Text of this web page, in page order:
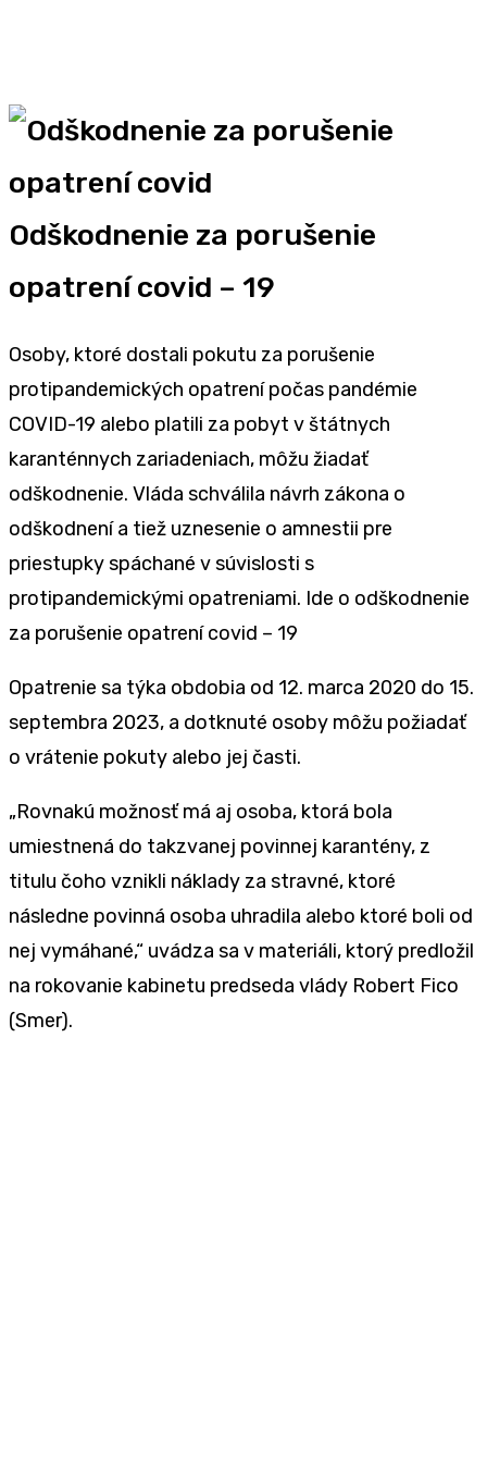
Odškodnenie za porušenie
opatrení covid – 19
Osoby, ktoré dostali pokutu za porušenie
protipandemických opatrení počas pandémie
COVID-19 alebo platili za pobyt v štátnych
karanténnych zariadeniach, môžu žiadať
odškodnenie. Vláda schválila návrh zákona o
odškodnení a tiež uznesenie o amnestii pre
priestupky spáchané v súvislosti s
protipandemickými opatreniami. Ide o odškodnenie
za porušenie opatrení covid – 19
Opatrenie sa týka obdobia od 12. marca 2020 do 15.
septembra 2023, a dotknuté osoby môžu požiadať
o vrátenie pokuty alebo jej časti.
„Rovnakú možnosť má aj osoba, ktorá bola
umiestnená do takzvanej povinnej karantény, z
titulu čoho vznikli náklady za stravné, ktoré
následne povinná osoba uhradila alebo ktoré boli od
nej vymáhané,“ uvádza sa v materiáli, ktorý predložil
na rokovanie kabinetu predseda vlády Robert Fico
(Smer).